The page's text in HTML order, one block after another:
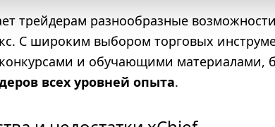
трейдерам разнообразные
С широким выбором торговых
и обучающими материалами,
всех уровней опыта.